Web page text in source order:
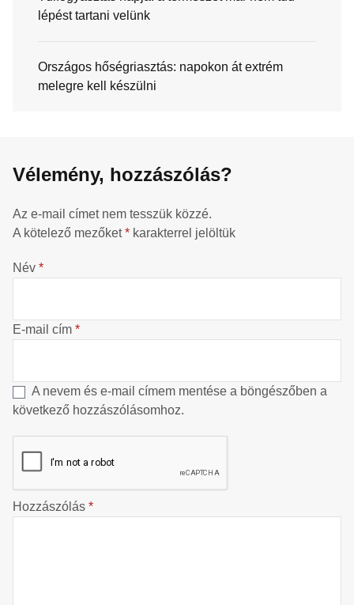
lépést tartani velünk
Országos hőségriasztás: napokon át extrém
melegre kell készülni
Vélemény, hozzászólás?
Az e-mail címet nem tesszük közzé.
A kötelező mezőket* karakterrel jelöltük
Név *
E-mail cím *
A nevem és e-mail címem mentése a böngészőben a
következő hozzászólásomhoz.
Hozzászólás *